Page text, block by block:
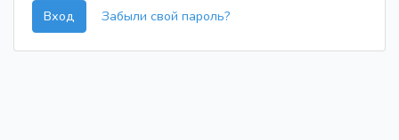
Вход Забыли свой пароль?